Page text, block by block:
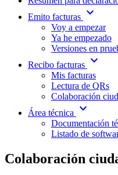
Emito facturas expand_more
Voy a empezar
Ya he empezado
Versiones en
Recibo facturas expand_more
Mis facturas
Lectura de QRs
Colaboración
Área técnica
expand_more
Documentación
Listado de
Colaboración